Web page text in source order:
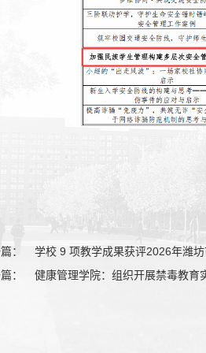
：
学校 9 项教学成果获评2026年潍
：
健康管理学院：组织开展禁毒教育